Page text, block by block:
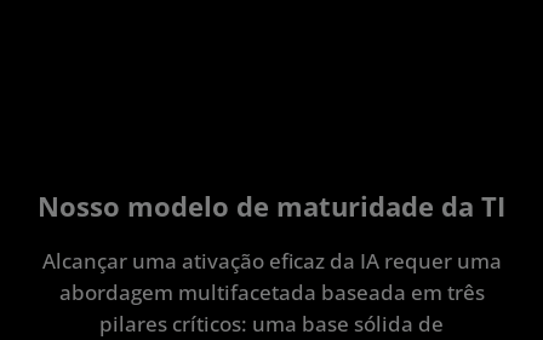
Nosso modelo de maturidade da TI
Alcançar uma ativação eficaz da IA requer uma
abordagem multifacetada baseada em três
pilares críticos: uma base sólida de